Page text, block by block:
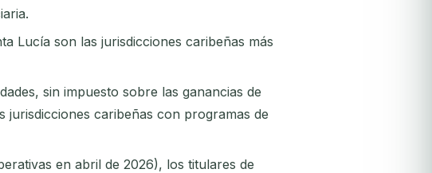
Lucía son las jurisdicciones caribeñas más
sin impuesto sobre las ganancias de
jurisdicciones caribeñas con programas de
en abril de 2026), los titulares de